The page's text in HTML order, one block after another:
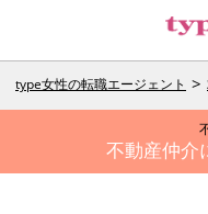
type女性の転職エージェント
不動産仲介